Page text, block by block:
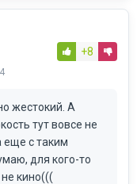
+8
жестокий. А
тут вовсе не
еще с таким
для кого-то
кино(((